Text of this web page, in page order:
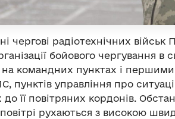
чергові радіотехнічних
бойового чергування
командних пунктах і
пунктів управління про
до її повітряних кордонів.
повітрі рухаються з високою